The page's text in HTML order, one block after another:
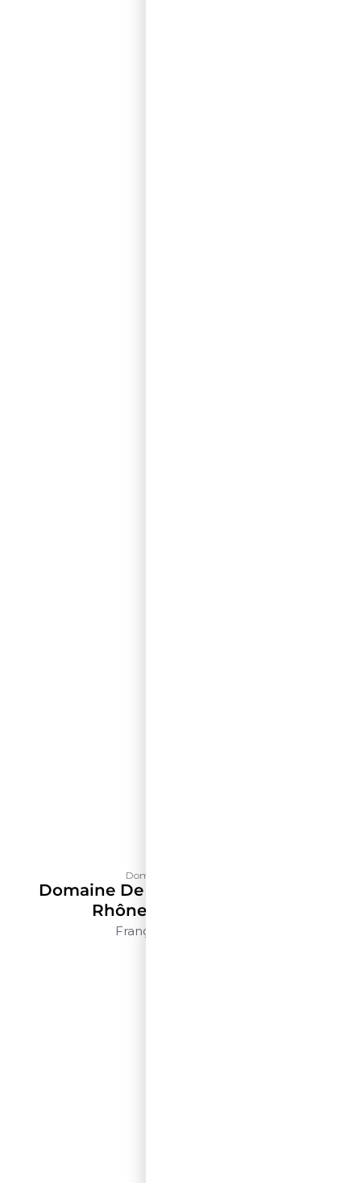
Domaine de La Solitude
Domaine De La Solitude Côtes Du
Rhône Blanc – 500ml
França